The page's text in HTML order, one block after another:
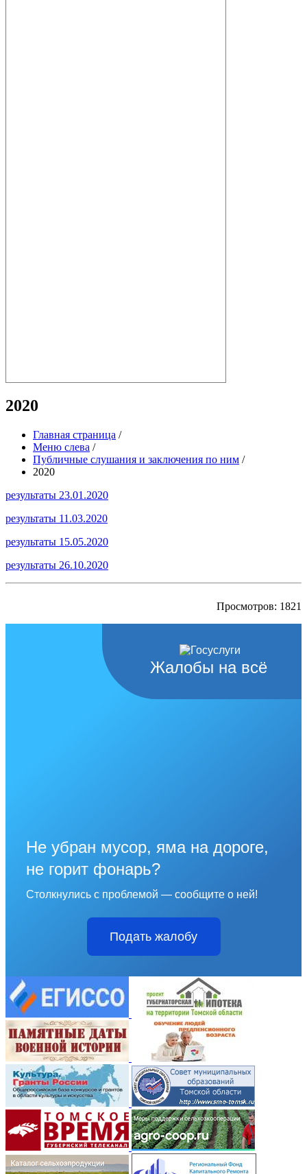
2020
Главная страница /
Меню слева /
Публичные слушания и заключения по ним /
2020
результаты 23.01.2020
результаты 11.03.2020
результаты 15.05.2020
результаты 26.10.2020
Просмотров: 1821
Жалобы на всё
Не убран мусор, яма на дороге,
не горит фонарь?
Столкнулись с проблемой — сообщите о ней!
Подать жалобу